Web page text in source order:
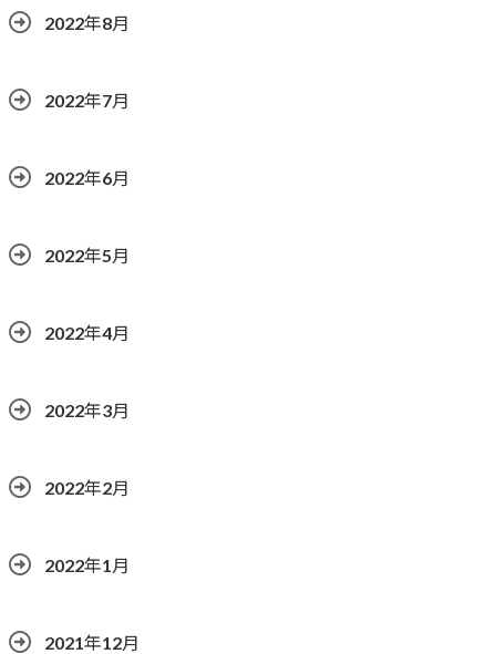
2022年8月
2022年7月
2022年6月
2022年5月
2022年4月
2022年3月
2022年2月
2022年1月
2021年12月